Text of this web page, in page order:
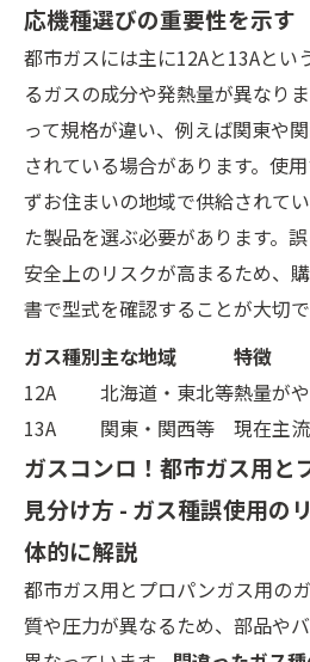
応機種選びの重要性を示す
都市ガスには主に12Aと13Aとい
るガスの成分や発熱量が異なり
って規格が違い、例えば関東や
されている場合があります。使
ずお住まいの地域で供給されて
た製品を選ぶ必要があります。
安全上のリスクが高まるため、
書で型式を確認することが大切で
ガス種別主な地域
特徴
12A
北海道・東北等熱量が
13A
関東・関西等 現在主
ガスコンロ！都市ガス用と
見分け方 - ガス種誤使用の
体的に解説
都市ガス用とプロパンガス用の
質や圧力が異なるため、部品や